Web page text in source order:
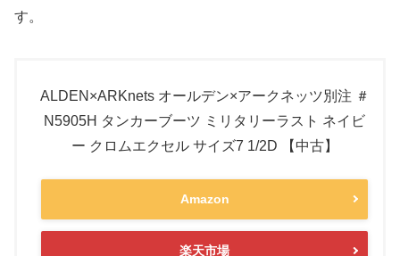
す。
ALDEN×ARKnets オールデン×アークネッツ別注 ＃
N5905H タンカーブーツ ミリタリーラスト ネイビ
ー クロムエクセル サイズ7 1/2D 【中古】
Amazon
楽天市場